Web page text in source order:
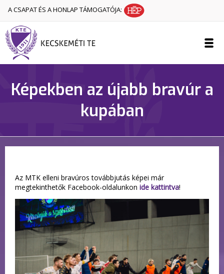
A CSAPAT ÉS A HONLAP TÁMOGATÓJA:
Képekben az újabb bravúr a
kupában
Az MTK elleni bravúros továbbjutás képei már
megtekinthetők Facebook-oldalunkon ide kattintva!